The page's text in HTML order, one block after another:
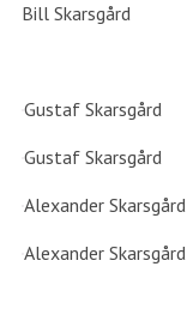
Bill Skarsgård
Gustaf Skarsgård
Gustaf Skarsgård
Alexander Skarsgård
Alexander Skarsgård